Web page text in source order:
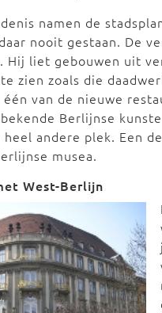
namen de
nooit gestaan. De
Hij liet gebouwen uit
zien zoals die
één van de nieuwe
Berlijnse
andere plek. Een
musea.
West-Berlijn